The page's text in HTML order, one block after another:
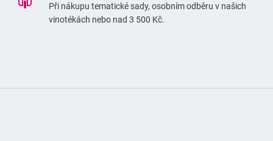
Při nákupu tematické sady, osobním odběru v našich
vinotékách nebo nad 3 500 Kč.